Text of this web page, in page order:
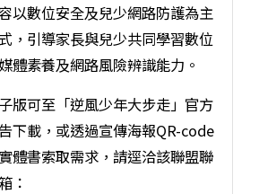
以數位安全及兒少網路防護為主
，引導家長與兒少共同學習數位
體素養及網路風險辨識能力。
版可至「逆風少年大步走」官方
下載，或透過宣傳海報QR-code
體書索取需求，請逕洽該聯盟聯
：